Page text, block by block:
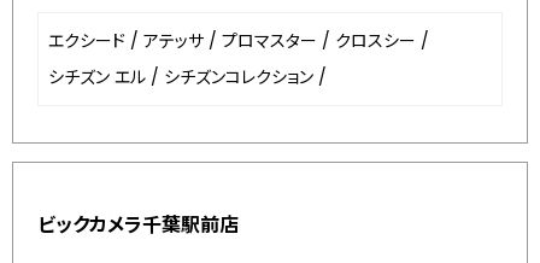
エクシード / アテッサ / プロマスター / クロスシー /
シチズン エル / シチズンコレクション /
ビックカメラ千葉駅前店